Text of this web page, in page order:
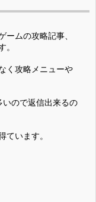
ームの攻略記事、
。
く攻略メニューや
ので返信出来るの
ています。